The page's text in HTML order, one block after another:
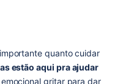
quanto cuidar
estão aqui pra ajudar
gritar para dar